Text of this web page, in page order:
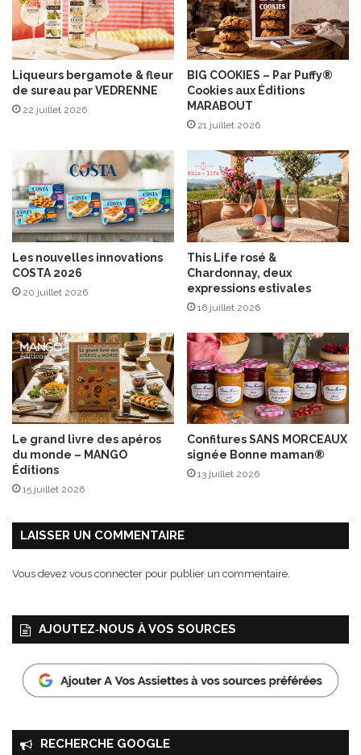
g
r
a
t
i
n
r
a
v
e
c
G
a
n
n
i
R
a
n
a
Liqueurs bergamote & fleur
de sureau par VEDRENNE
22 juillet 2026
BIG COOKIES – Par Puffy®
Cookies aux Éditions
MARABOUT
21 juillet 2026
Les nouvelles innovations
COSTA 2026
20 juillet 2026
This Life rosé &
Chardonnay, deux
expressions estivales
16 juillet 2026
Le grand livre des apéros
du monde – MANGO
Éditions
15 juillet 2026
Confitures SANS MORCEAUX
signée Bonne maman®
13 juillet 2026
LAISSER UN COMMENTAIRE
Vous devez vous connecter pour publier un commentaire.
AJOUTEZ‑NOUS À VOS SOURCES
RECHERCHE GOOGLE